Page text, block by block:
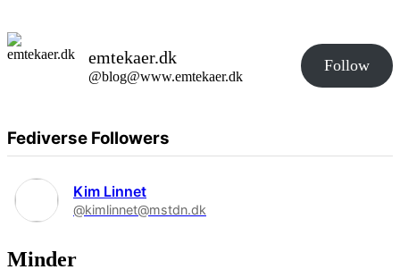
emtekaer.dk
@blog@www.emtekaer.dk
Follow
Fediverse Followers
Kim Linnet
@kimlinnet@mstdn.dk
Minder